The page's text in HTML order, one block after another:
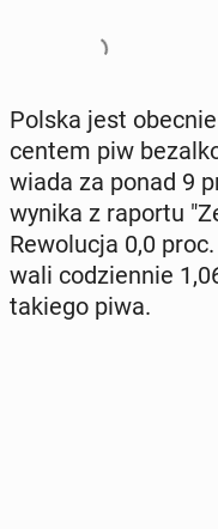
Polska jest
cen­tem piw
wia­da za ponad 9
wynika z raportu
Re­wo­lu­cja 0,0
wa­li co­dzien­nie
takiego piwa.